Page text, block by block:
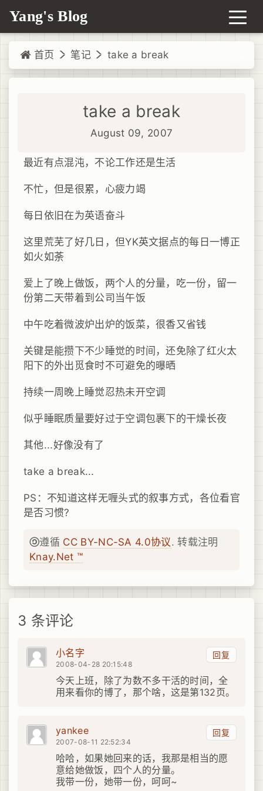
Yang's Blog
首页 笔记 take a break
take a break
August 09, 2007
最近有点混沌，不论工作还是生活
不忙，但是很累，心疲力竭
每日依旧在为英语奋斗
这里荒芜了好几日，但YK英文据点的每日一博正
如火如荼
爱上了晚上做饭，两个人的分量，吃一份，留一
份第二天带着到公司当午饭
中午吃着微波炉出炉的饭菜，很香又省钱
关键是能攒下不少睡觉的时间，还免除了红火太
阳下的外出觅食时不可避免的曝晒
持续一周晚上睡觉忍热未开空调
似乎睡眠质量要好过于空调包裹下的干燥长夜
其他...好像没有了
take a break...
PS：不知道这样无喱头式的叙事方式，各位看官
是否习惯?
遵循 CC BY-NC-SA 4.0协议. 转载注明
Knay.Net ™
3 条评论
回复
小名字
2008-04-28 20:15:48
今天上班，除了为数不多干活的时间，全
用来看你的博了，那个啥，这是第132页。
回复
yankee
2007-08-11 22:52:34
哈哈，如果她回来的话，我那是相当的愿
意给她做饭，四个人的分量。
我带一份，她带一份，呵呵~